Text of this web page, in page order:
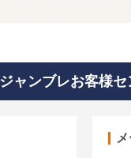
ジャンブレお客様セ